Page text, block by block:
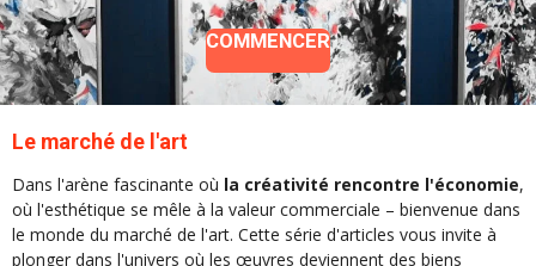
COMMENCER
Le marché de l'art
Dans l'arène fascinante où la créativité rencontre l'économie,
où l'esthétique se mêle à la valeur commerciale – bienvenue dans
le monde du marché de l'art. Cette série d'articles vous invite à
plonger dans l'univers où les œuvres deviennent des biens